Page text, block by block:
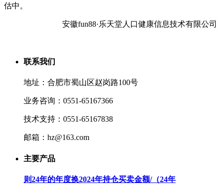
估中。
安徽fun88·乐天堂人口健康信息技术有限公司
联系我们
地址：合肥市蜀山区赵岗路100号
业务咨询：0551-65167366
技术支持：0551-65167838
邮箱：hz@163.com
主要产品
则24年的年度换2024年持仓买卖金额/（24年